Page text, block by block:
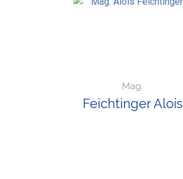
Mag.
Feichtinger Alois